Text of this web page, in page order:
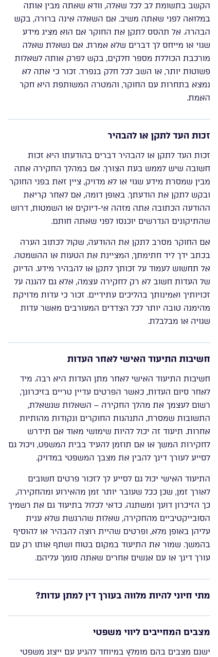
הקשב בתשומת לב לכל שאלה, וודא שאתה מבין אותה
במלואה לפני שאתה משיב. אם השאלה אינה ברורה, בקש
הבהרה. אל תהסס לתקן את החוקר אם הוא מציג מידע
שגוי או מייחס לך דברים שלא אמרת. אם נשאלת שאלה
מורכבת הכוללת מספר חלקים, בקש לפרק אותה לשאלות
פשוטות יותר, או השב לכל חלק בנפרד. זכור כי אתה לא
נמצא בתחרות עם החוקר, והמטרה המשותפת היא חקר
האמת.
זכות העד לתקן או להבהיר
זכות העד לתקן או להבהיר דברים בהודעתו היא זכות
חשובה שיש לממש בעת הצורך. אם במהלך החקירה אתה
מבין שמסרת מידע שגוי או לא מדויק, ציין זאת בפני החוקר
ובקש לתקן את הודעתך. באופן דומה, אם לאחר קריאת
ההודעה הכתובה אתה מזהה אי-דיוקים או השמטות, דרוש
שהתיקונים הנדרשים יוכנסו לפני שאתה חותם.
אם החוקר מסרב לתקן את ההודעה, שקול לכתוב הערה
בכתב ידך ליד חתימתך, המציינת את הטעות או ההשמטה.
אל תחשוש לעמוד על זכותך לתקן או להבהיר מידע. הדיוק
של העדות חשוב לא רק לחקירה עצמה, אלא גם להגנה על
זכויותיך ואמינותך בהליכים עתידיים. זכור כי עדות מדויקת
מהימנה טובה יותר לכל הצדדים המעורבים מאשר עדות
שגויה או מבלבלת.
חשיבות התיעוד האישי לאחר העדות
חשיבות התיעוד האישי לאחר מתן העדות היא רבה. מיד
לאחר סיום העדות, כאשר הפרטים עדיין טריים בזיכרונך,
רשום לעצמך את מהלך החקירה – השאלות שנשאלת,
התשובות שמסרת, התנהגות החוקרים ונקודות מהותיות
אחרות. תיעוד זה יכול להיות שימושי מאוד אם תידרש
לחקירות המשך או אם תוזמן להעיד בבית המשפט, ויכול גם
לסייע לעורך דינך להבין את מצבך המשפטי במדויק.
התיעוד האישי יכול גם לסייע לך לזכור פרטים חשובים
לאורך זמן, שכן ככל שעובר יותר זמן מהאירוע ומהחקירה,
כך הזיכרון דועך ומשתנה. כדאי לכלול בתיעוד גם את רשמיך
הסובייקטיביים מהחקירה, שאלות שהרגשת שלא ענית
עליהן באופן מלא, ופרטים שהיית רוצה להבהיר או להוסיף
בהמשך. שמור את התיעוד במקום בטוח ושתף אותו רק עם
עורך דינך או עם אנשים אחרים שאתה סומך עליהם.
מתי חיוני להיות מלווה בעורך דין למתן עדות?
מצבים המחייבים ליווי משפטי
ישנם מצבים בהם מומלץ במיוחד להגיע עם ייצוג משפטי